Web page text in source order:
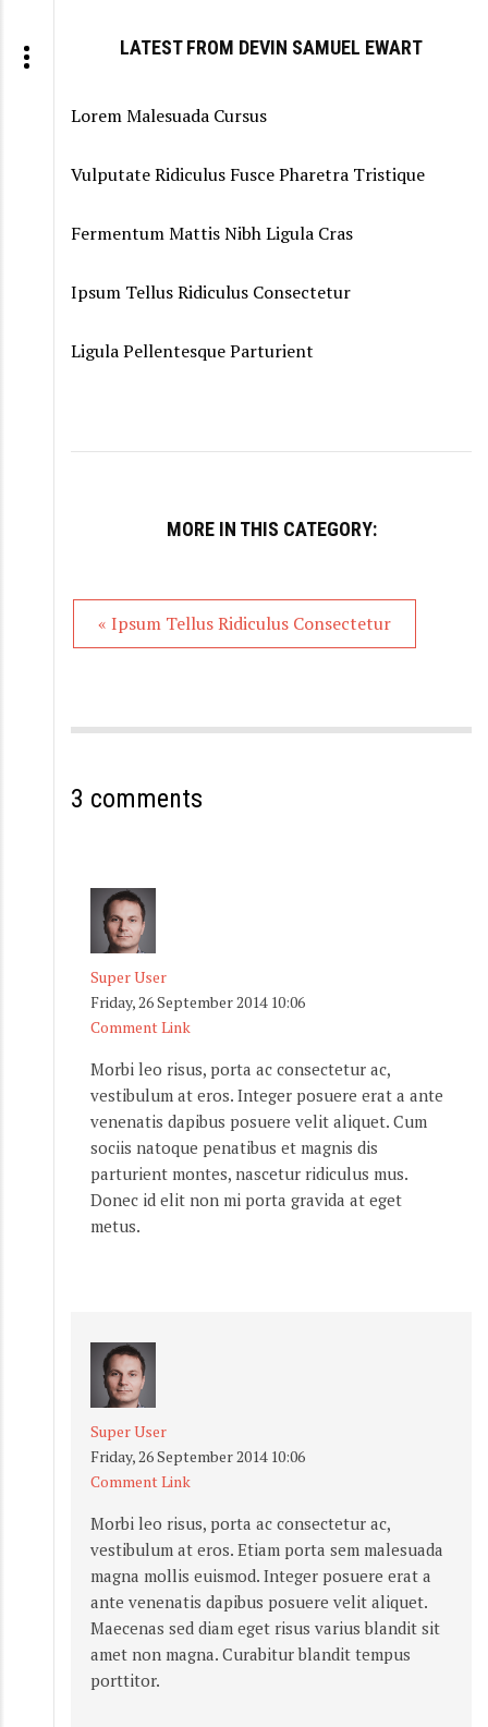
LATEST FROM DEVIN SAMUEL EWART
Lorem Malesuada Cursus
Vulputate Ridiculus Fusce Pharetra Tristique
Fermentum Mattis Nibh Ligula Cras
Ipsum Tellus Ridiculus Consectetur
Ligula Pellentesque Parturient
MORE IN THIS CATEGORY:
« Ipsum Tellus Ridiculus Consectetur
3 comments
Super User
Friday, 26 September 2014 10:06
Comment Link
Morbi leo risus, porta ac consectetur ac,
vestibulum at eros. Integer posuere erat a ante
venenatis dapibus posuere velit aliquet. Cum
sociis natoque penatibus et magnis dis
parturient montes, nascetur ridiculus mus.
Donec id elit non mi porta gravida at eget
metus.
Super User
Friday, 26 September 2014 10:06
Comment Link
Morbi leo risus, porta ac consectetur ac,
vestibulum at eros. Etiam porta sem malesuada
magna mollis euismod. Integer posuere erat a
ante venenatis dapibus posuere velit aliquet.
Maecenas sed diam eget risus varius blandit sit
amet non magna. Curabitur blandit tempus
porttitor.